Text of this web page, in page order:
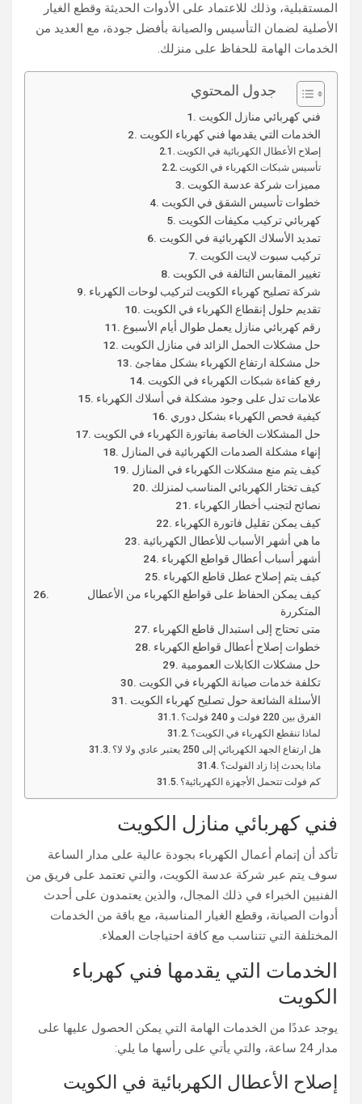
المستقبلية، وذلك للاعتماد على الأدوات الحديثة وقطع الغيار
الأصلية لضمان التأسيس والصيانة بأفضل جودة، مع العديد من
الخدمات الهامة للحفاظ على منزلك.
جدول المحتوي
فني كهربائي منازل الكويت
الخدمات التي يقدمها فني كهرباء الكويت
إصلاح الأعطال الكهربائية في الكويت
تأسيس شبكات الكهرباء في الكويت
مميزات شركة عدسة الكويت
خطوات تأسيس الشقق في الكويت
كهربائي تركيب مكيفات الكويت
تمديد الأسلاك الكهربائية في الكويت
تركيب سبوت لايت الكويت
تغيير المقابس التالفة في الكويت
شركة تصليح كهرباء الكويت لتركيب لوحات الكهرباء
تقديم حلول إنقطاع الكهرباء في الكويت
رقم كهربائي منازل يعمل طوال أيام الأسبوع
حل مشكلات الحمل الزائد في منازل الكويت
حل مشكلة ارتفاع الكهرباء بشكل مفاجئ
رفع كفاءة شبكات الكهرباء في الكويت
علامات تدل على وجود مشكلة في أسلاك الكهرباء
كيفية فحص الكهرباء بشكل دوري
حل المشكلات الخاصة بفاتورة الكهرباء في الكويت
إنهاء مشكلة الصدمات الكهربائية في المنازل
كيف يتم منع مشكلات الكهرباء في المنازل
كيف تختار الكهربائي المناسب لمنزلك
نصائح لتجنب أخطار الكهرباء
كيف يمكن تقليل فاتورة الكهرباء
ما هي أشهر الأسباب للأعطال الكهربائية
أشهر أسباب أعطال قواطع الكهرباء
كيف يتم إصلاح عطل قاطع الكهرباء
كيف يمكن الحفاظ على قواطع الكهرباء من الأعطال
المتكررة
متى تحتاج إلى استبدال قاطع الكهرباء
خطوات إصلاح أعطال قواطع الكهرباء
حل مشكلات الكابلات العمومية
تكلفة خدمات صيانة الكهرباء في الكويت
الأسئلة الشائعة حول تصليح كهرباء الكويت
الفرق بين 220 فولت و 240 فولت؟
لماذا تنقطع الكهرباء في الكويت؟
هل ارتفاع الجهد الكهربائي إلى 250 يعتبر عادي ولا لا؟
ماذا يحدث إذا زاد الفولت؟
كم فولت تتحمل الأجهزة الكهربائية؟
فني كهربائي منازل الكويت
تأكد أن إتمام أعمال الكهرباء بجودة عالية على مدار الساعة
سوف يتم عبر شركة عدسة الكويت، والتي تعتمد على فريق من
الفنيين الخبراء في ذلك المجال، والذين يعتمدون على أحدث
أدوات الصيانة، وقطع الغيار المناسبة، مع باقة من الخدمات
المختلفة التي تتناسب مع كافة احتياجات العملاء.
الخدمات التي يقدمها فني كهرباء
الكويت
يوجد عددًا من الخدمات الهامة التي يمكن الحصول عليها على
مدار 24 ساعة، والتي يأتي على رأسها ما يلي:
إصلاح الأعطال الكهربائية في الكويت